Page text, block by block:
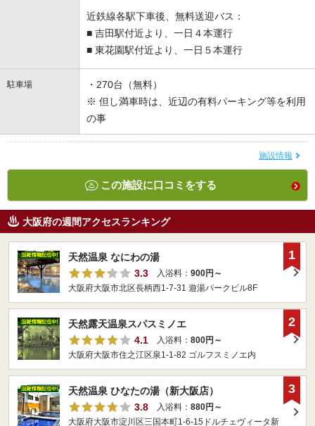
近鉄線各駅下車後、無料送迎バス：
■ 吉田駅付近より、一日４本運行
■ 東花園駅付近より、一日５本運行
駐車場
・270台（無料）
※ 但し満車時は、近辺の有料パーキング等を利用
の事
施設情報
この施設に口コミをする
大阪府の週間アクセスランキング
天然温泉 なにわの湯
3.3
入浴料： 900円～
大阪府大阪市北区長柄西1-7-31 遊湯パークビル8F
1
天然露天温泉スパスミノエ
4.1
入浴料： 800円～
大阪府大阪市住之江区泉1-1-82 ゴルフスミノエ内
2
天然温泉 ひなたの湯（新大阪店）
3.8
入浴料： 880円～
大阪府大阪市淀川区三国本町1-6-15ドルチェヴィータ新
3